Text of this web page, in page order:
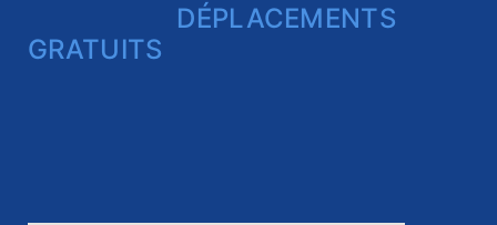
DÉPLACEMENTS
GRATUITS